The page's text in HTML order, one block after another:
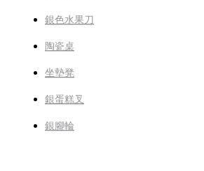
銀色水果刀
陶瓷桌
坐墊凳
銀蛋糕叉
銀腳輪